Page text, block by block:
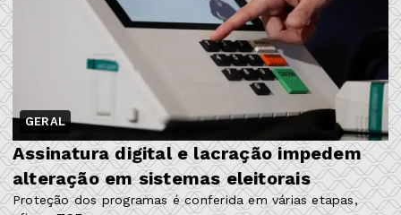
GERAL
Assinatura digital e lacração impedem
alteração em sistemas eleitorais
Proteção dos programas é conferida em várias etapas,